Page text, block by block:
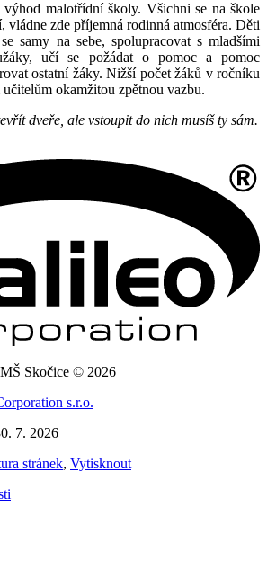
výhod malotřídní školy. Všichni se na škole
vládne zde příjemná rodinná atmosféra. Děti
samy na sebe, spolupracovat s mladšími
učí se požádat o pomoc a pomoc
ostatní žáky. Nižší počet žáků v ročníku
okamžitou zpětnou vazbu.
dveře, ale vstoupit do nich musíš ty sám.
Skočice © 2026
s.r.o.
7. 2026
stránek, Vytisknout